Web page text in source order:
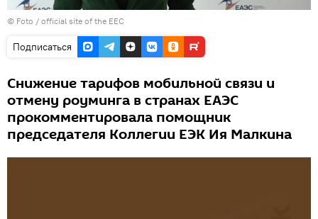
© Foto / official site of the EEC
Подписаться
Снижение тарифов мобильной связи и
отмену роуминга в странах ЕАЭС
прокомментировала помощник
председателя Коллегии ЕЭК Ия Малкина